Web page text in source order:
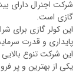
گازی است.
این کولر گازی برای
پایداری و قدرت
این شرکت تنوع
یکی از بهترین و پر